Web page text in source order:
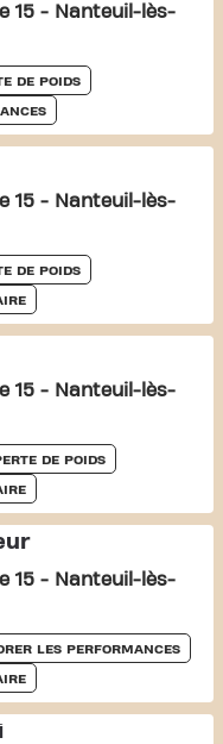
15 - Nanteuil-lès-
DE POIDS
15 - Nanteuil-lès-
DE POIDS
15 - Nanteuil-lès-
DE POIDS
15 - Nanteuil-lès-
LES PERFORMANCES